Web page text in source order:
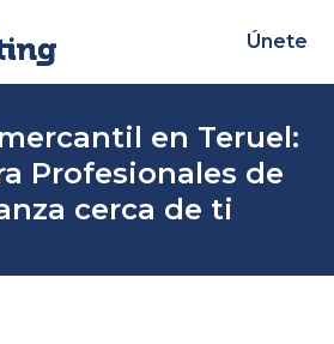
Únete
en Teruel:
Profesionales de
cerca de ti